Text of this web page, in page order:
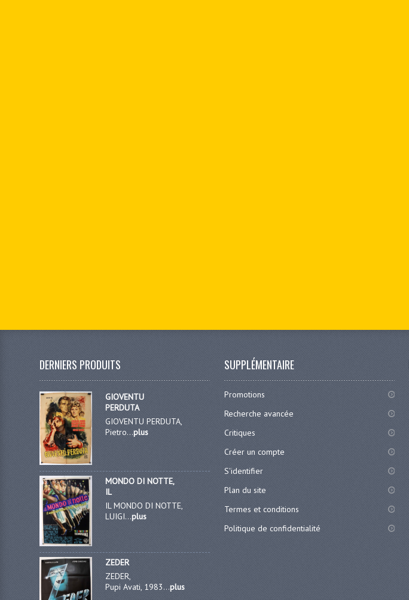
DERNIERS PRODUITS
GIOVENTU
PERDUTA
GIOVENTU PERDUTA,
Pietro...plus
MONDO DI NOTTE,
IL
IL MONDO DI NOTTE,
LUIGI...plus
ZEDER
ZEDER,
Pupi Avati, 1983...plus
SUPPLÉMENTAIRE
Promotions
Recherche avancée
Critiques
Créer un compte
S'identifier
Plan du site
Termes et conditions
Politique de confidentialité